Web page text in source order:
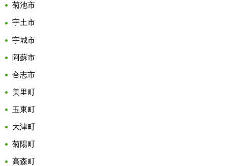
菊池市
宇土市
宇城市
阿蘇市
合志市
美里町
玉東町
大津町
菊陽町
高森町